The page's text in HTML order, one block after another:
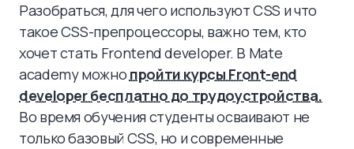
Разобраться, для чего используют CSS и что
такое CSS-препроцессоры, важно тем, кто
хочет стать Frontend developer. В Mate
academy можно пройти курсы Front-end
developer бесплатно до трудоустройства.
Во время обучения студенты осваивают не
только базовый CSS, но и современные